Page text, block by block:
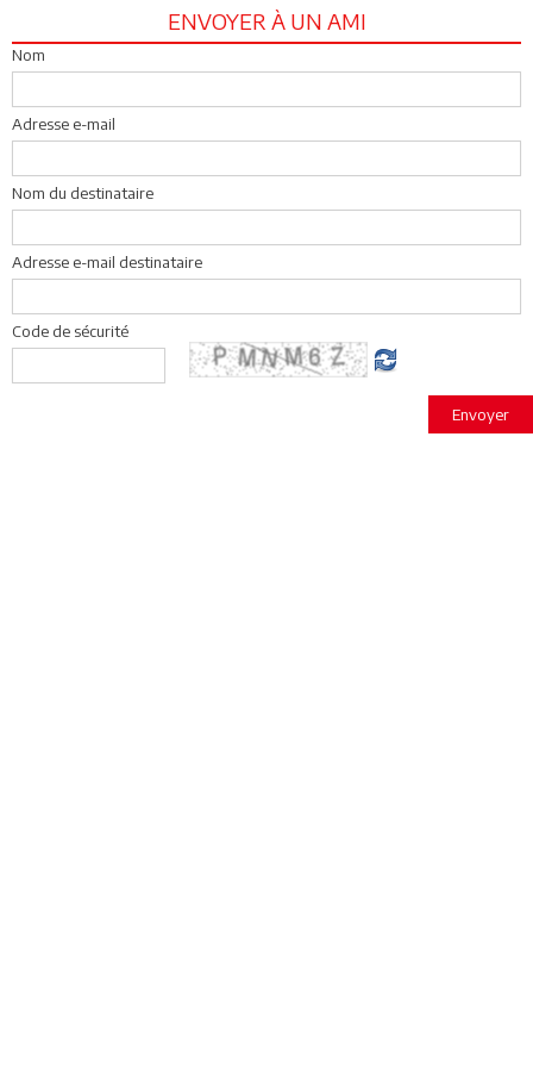
ENVOYER À UN AMI
Nom
Adresse e-mail
Nom du destinataire
Adresse e-mail destinataire
Code de sécurité
Envoyer